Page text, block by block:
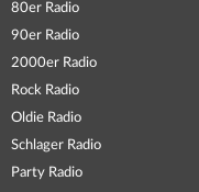
80er Radio
90er Radio
2000er Radio
Rock Radio
Oldie Radio
Schlager Radio
Party Radio